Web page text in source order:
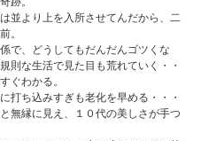
並より上を入所させてんだから、二
。
で、どうしてもだんだんゴツくな
則な生活で見た目も荒れていく・・
ぐわかる。
打ち込みすぎも老化を早める・・・
無縁に見え、１０代の美しさが手つ